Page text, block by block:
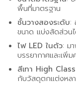
พื้นที่มาตรฐาน
ชั้นวางสองระดับ:
ขนาด แบ่งสัดส่วนไ
ไฟ LED ในตัว: ม
บรรยากาศและเพิ่
สีเทา High
กับวัสดุตกแต่งหล